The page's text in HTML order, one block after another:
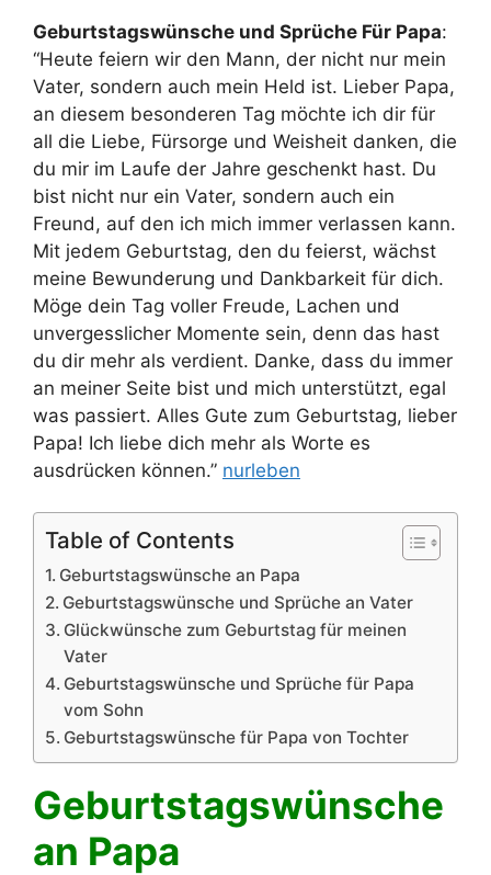
Geburtstagswünsche und Sprüche Für Papa:
“Heute feiern wir den Mann, der nicht nur mein
Vater, sondern auch mein Held ist. Lieber Papa,
an diesem besonderen Tag möchte ich dir für
all die Liebe, Fürsorge und Weisheit danken, die
du mir im Laufe der Jahre geschenkt hast. Du
bist nicht nur ein Vater, sondern auch ein
Freund, auf den ich mich immer verlassen kann.
Mit jedem Geburtstag, den du feierst, wächst
meine Bewunderung und Dankbarkeit für dich.
Möge dein Tag voller Freude, Lachen und
unvergesslicher Momente sein, denn das hast
du dir mehr als verdient. Danke, dass du immer
an meiner Seite bist und mich unterstützt, egal
was passiert. Alles Gute zum Geburtstag, lieber
Papa! Ich liebe dich mehr als Worte es
ausdrücken können.” nurleben
Table of Contents
Geburtstagswünsche an Papa
Geburtstagswünsche und Sprüche an Vater
Glückwünsche zum Geburtstag für meinen
Vater
Geburtstagswünsche und Sprüche für Papa
vom Sohn
Geburtstagswünsche für Papa von Tochter
Geburtstagswünsche
an Papa